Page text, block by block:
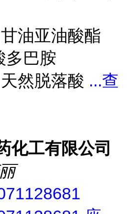
油亚油酸酯
多巴胺
然脱落酸 ...查
化工有限公司